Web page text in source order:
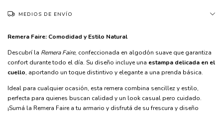
MEDIOS DE ENVÍO
Remera Faire: Comodidad y Estilo Natural
Descubrí la Remera Faire, confeccionada en algodón suave que garantiza
confort durante todo el día. Su diseño incluye una estampa delicada en el
cuello, aportando un toque distintivo y elegante a una prenda básica.
Ideal para cualquier ocasión, esta remera combina sencillez y estilo,
perfecta para quienes buscan calidad y un look casual pero cuidado.
¡Sumá la Remera Faire a tu armario y disfrutá de su frescura y diseño